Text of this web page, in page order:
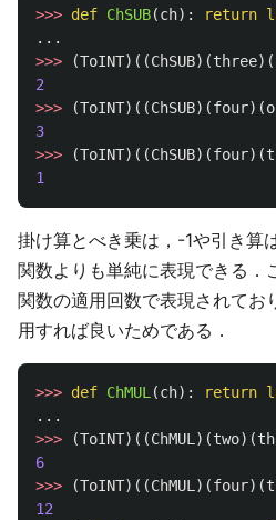
>>> def ChSUB(ch): return
...
>>>
(ToINT)((ChSUB)(three)(
2
>>>
(ToINT)((ChSUB)(four)(
3
>>>
(ToINT)((ChSUB)(four)(
1
掛け算とべき乗は，-1や引き算
関数よりも単純に表現できる．
関数の適用回数で表現されてお
用すれば良いためである．
>>> def ChMUL (ch): return
...
>>>
(ToINT)((ChMUL )(two)(
6
>>>
(ToINT)((ChMUL )(four)(
12